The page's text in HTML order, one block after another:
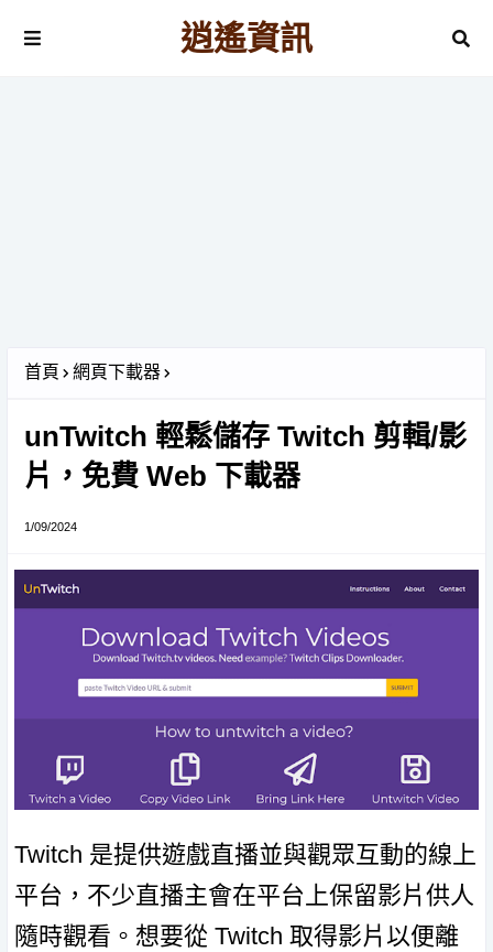
逍遙資訊
首頁 網頁下載器
unTwitch 輕鬆儲存 Twitch 剪輯/影
片，免費 Web 下載器
1/09/2024
Twitch 是提供遊戲直播並與觀眾互動的線上
平台，不少直播主會在平台上保留影片供人
隨時觀看。想要從 Twitch 取得影片以便離